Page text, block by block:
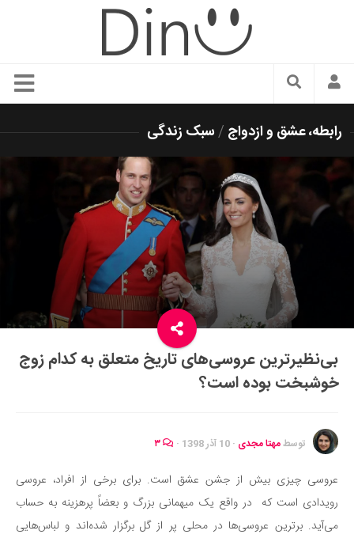
سبک زندگی
زیبایی و آرایش
شیک پوشی
دکوراسیون و چیدمان
غذا
رستوران گردی
آشپزی
سفر و گردشگری
ایران گردی
جهان گردی
موفقیت و مهارت‌های فردی
تغذیه سالم
بهداشت
رابطه، عشق و ازدواج /سبک زندگی
بی‌نظیرترین عروسی‌های تاریخ متعلق به کدام زوج
خوشبخت بوده است؟
توسطمهتا مجدی · 10 آذر 1398 ·
عروسی چیزی بیش از جشن عشق است. برای برخی از افراد، عروسی
رویدادی است که در واقع یک میهمانی بزرگ و بعضاً پرهزینه به حساب
می‌آید. برترین عروسی‌ها در محلی پر از گل برگزار شده‌اند و لباس‌هایی